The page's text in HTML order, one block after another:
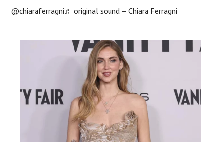
@chiaraferragni♬ original sound – Chiara Ferragni